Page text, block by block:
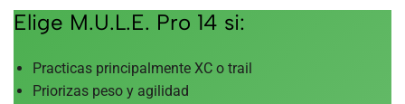
Elige M.U.L.E. Pro 14 si:
Practicas principalmente XC o trail
Priorizas peso y agilidad